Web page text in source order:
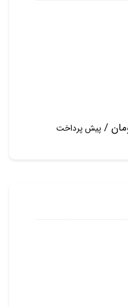
پیش پرداخت